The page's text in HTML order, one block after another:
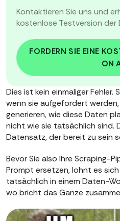
Kontaktieren Sie uns und
kostenlose Testversion der
FORDERN SIE EINE
ON
Dies ist kein einmaliger Fehler.
wenn sie aufgefordert
generieren, wie diese Daten
nicht wie sie tatsächlich sind.
Datensatz, der bereit zu sein
Bevor Sie also Ihre Scraping-
Prompt ersetzen, lohnt es
tatsächlich in einem Daten-
wo bricht das Ganze